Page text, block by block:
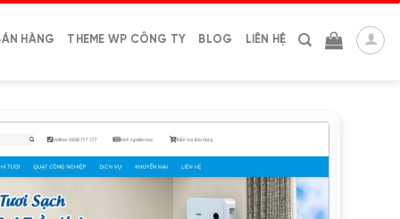
HÀNG THEME WP CÔNG TY BLOG LIÊN HỆ